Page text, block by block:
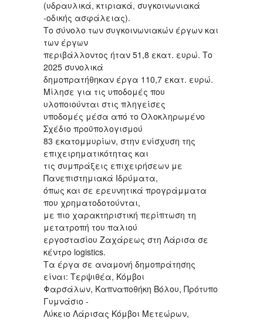
(υδραυλικά, κτιριακά, συγκοινωνιακά
-οδικής ασφάλειας).
Το σύνολο των συγκοινωνιακών έργων και
των έργων
περιβάλλοντος ήταν 51,8 εκατ. ευρώ. Το
2025 συνολικά
δημοπρατήθηκαν έργα 110,7 εκατ. ευρώ.
Μίλησε για τις υποδομές που
υλοποιούνται στις πληγείσες
υποδομές μέσα από το Ολοκληρωμένο
Σχέδιο προϋπολογισμού
83 εκατομμυρίων, στην ενίσχυση της
επιχειρηματικότητας και
τις συμπράξεις επιχειρήσεων με
Πανεπιστημιακά Ιδρύματα,
όπως και σε ερευνητικά προγράμματα
που χρηματοδοτούνται,
με πιο χαρακτηριστική περίπτωση τη
μετατροπή του παλιού
εργοστασίου Ζαχάρεως στη Λάρισα σε
κέντρο logistics.
Τα έργα σε αναμονή δημοπράτησης
είναι: Τερψιθέα, Κόμβοι
Φαρσάλων, Καπναποθήκη Βόλου, Πρότυπο
Γυμνάσιο -
Λύκειο Λάρισας Κόμβοι Μετεώρων,